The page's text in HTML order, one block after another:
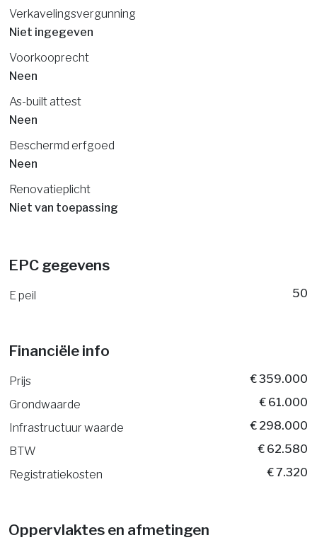
Verkavelingsvergunning
Niet ingegeven
Voorkooprecht
Neen
As-built attest
Neen
Beschermd erfgoed
Neen
Renovatieplicht
Niet van toepassing
EPC gegevens
E peil 50
Financiële info
Prijs
€ 359.000
Grondwaarde
€ 61.000
Infrastructuur waarde
€ 298.000
BTW
€ 62.580
Registratiekosten
€ 7.320
Oppervlaktes en afmetingen